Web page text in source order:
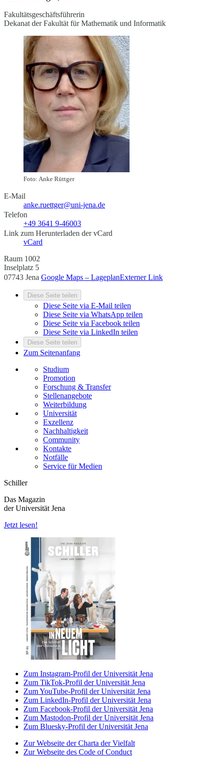
Fakultätsgeschäftsführerin
Dekanat der Fakultät für Mathematik und Informatik
Foto: Anke Rüttger
E-Mail
anke.ruettger@uni-jena.de
Telefon
+49 3641 9-46003
Link zum Herunterladen der vCard
vCard
Raum 1002
Inselplatz 5
07743 Jena Google Maps – LageplanExterner Link
Diese Seite teilen
Diese Seite via E-Mail teilen
Diese Seite via WhatsApp teilen
Diese Seite via Facebook teilen
Diese Seite via LinkedIn teilen
Diese Seite teilen
Zum Seitenanfang
Studium
Promotion
Forschung & Transfer
Stellenangebote
Weiterbildung
Universität
Exzellenz
Nachhaltigkeit
Community
Kontakte
Notfälle
Service für Medien
Schiller
Das Magazin
der Universität Jena
Jetzt lesen!
Zum Instagram-Profil der Universität Jena
Zum TikTok-Profil der Universität Jena
Zum YouTube-Profil der Universität Jena
Zum LinkedIn-Profil der Universität Jena
Zum Facebook-Profil der Universität Jena
Zum Mastodon-Profil der Universität Jena
Zum Bluesky-Profil der Universität Jena
Zur Webseite der Charta der Vielfalt
Zur Webseite des Code of Conduct